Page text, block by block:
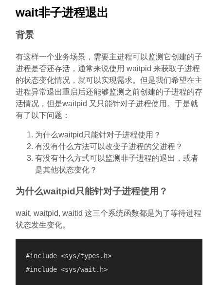
wait非子进程退出
背景
有这样一个业务场景，需要主进程可以监测它创建的子
进程是否还存活，通常来说使用 waitpid 来获取子进程
的状态变化情况，就可以实现需求。但是我们希望在主
进程异常退出重启后还能够监测之前创建的子进程的存
活情况，但是waitpid 又只能针对子进程使用。于是就
有了以下问题：
为什么waitpid只能针对子进程使用？
有没有什么方法可以改变子进程的父进程？
有没有什么方式可以监测非子进程的退出，或者
是其他状态变化？
为什么waitpid只能针对子进程使用？
wait, waitpid, waitid 这三个系统函数都是为了等待进程
状态发生变化。
#include <sys/types.h>
#include <sys/wait.h>